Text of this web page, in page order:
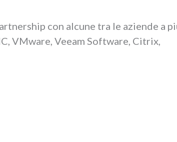
con alcune tra le aziende a
VMware, Veeam Software, Citrix,